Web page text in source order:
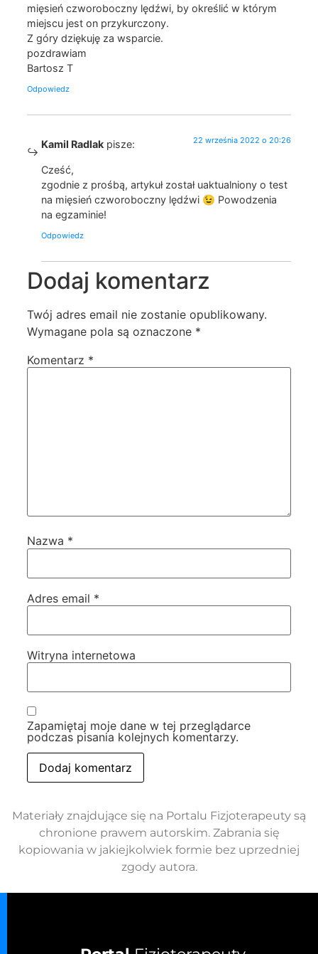
mięsień czworoboczny lędźwi, by określić w którym
miejscu jest on przykurczony.
Z góry dziękuję za wsparcie.
pozdrawiam
Bartosz T
Odpowiedz
Kamil Radlak pisze: 22 września 2022 o 20:26
Cześć,
zgodnie z prośbą, artykuł został uaktualniony o test
na mięsień czworoboczny lędźwi 😉 Powodzenia
na egzaminie!
Odpowiedz
Dodaj komentarz
Twój adres email nie zostanie opublikowany.
Wymagane pola są oznaczone *
Komentarz *
Nazwa *
Adres email *
Witryna internetowa
Zapamiętaj moje dane w tej przeglądarce
podczas pisania kolejnych komentarzy.
Materiały znajdujące się na Portalu Fizjoterapeuty są
chronione prawem autorskim. Zabrania się
kopiowania w jakiejkolwiek formie bez uprzedniej
zgody autora.